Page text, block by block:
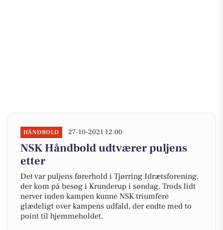
HÅNDBOLD 27-10-2021 12:00
NSK Håndbold udtværer puljens
etter
Det var puljens førerhold i Tjørring Idrætsforening,
der kom på besøg i Krunderup i søndag. Trods lidt
nerver inden kampen kunne NSK triumfere
glædeligt over kampens udfald, der endte med to
point til hjemmeholdet.